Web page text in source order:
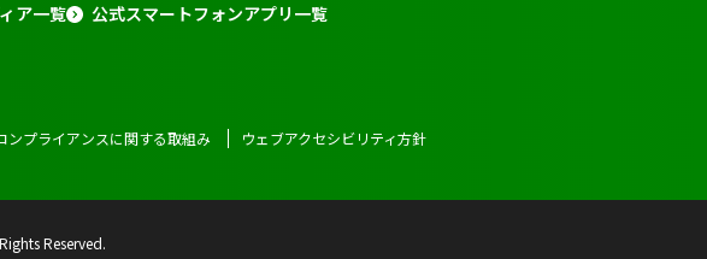
ア一覧 公式スマートフォンアプリ一覧
ンプライアンスに関する取組み ウェブアクセシビリティ方針
Reserved.